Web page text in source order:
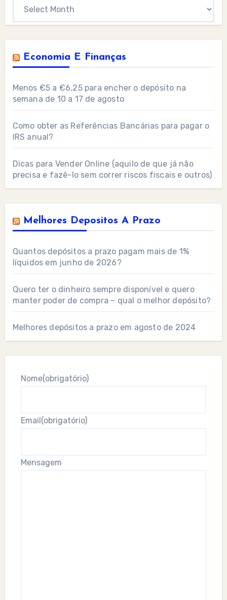
Economia E Finanças
Menos €5 a €6,25 para encher o depósito na
semana de 10 a 17 de agosto
Como obter as Referências Bancárias para pagar o
IRS anual?
Dicas para Vender Online (aquilo de que já não
precisa e fazê-lo sem correr riscos fiscais e outros)
Melhores Depositos A Prazo
Quantos depósitos a prazo pagam mais de 1%
líquidos em junho de 2026?
Quero ter o dinheiro sempre disponível e quero
manter poder de compra – qual o melhor depósito?
Melhores depósitos a prazo em agosto de 2024
Nome(obrigatório)
Email(obrigatório)
Mensagem